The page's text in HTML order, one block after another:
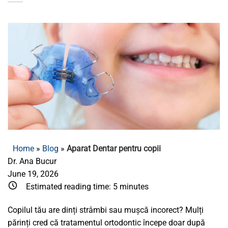
Home » Blog » Aparat Dentar pentru copii
Dr. Ana Bucur
June 19, 2026
Estimated reading time: 5 minutes
Copilul tău are dinți strâmbi sau mușcă incorect? Mulți
părinți cred că tratamentul ortodontic începe doar după